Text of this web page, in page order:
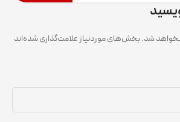
شد.بخش‌های موردنیاز علامت‌گذاری شده‌اند